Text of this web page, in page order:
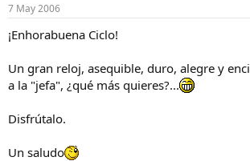
7 May 2006
¡Enhorabuena Ciclo!
Un gran reloj, asequible, duro, alegre y
a la "jefa", ¿qué más quieres?...
Disfrútalo.
Un saludo